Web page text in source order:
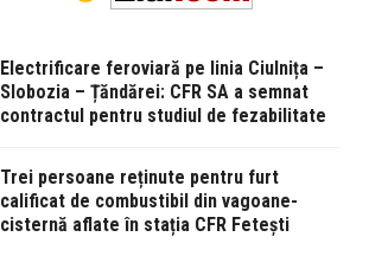
Electrificare feroviară pe linia Ciulnița –
Slobozia – Țăndărei: CFR SA a semnat
contractul pentru studiul de fezabilitate
Trei persoane reținute pentru furt
calificat de combustibil din vagoane-
cisternă aflate în stația CFR Fetești